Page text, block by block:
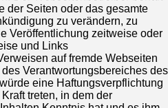
der Seiten oder das gesamte
zu verändern, zu
Veröffentlichung zeitweise oder
und Links
auf fremde Webseiten
Verantwortungsbereiches des
eine Haftungsverpflichtung
treten, in dem der